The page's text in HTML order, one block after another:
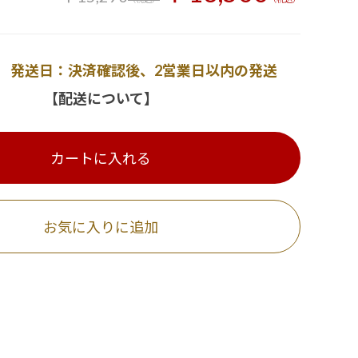
送日：決済確認後、2営業日以内の発送
【配送について】
カートに入れる
お気に入りに追加